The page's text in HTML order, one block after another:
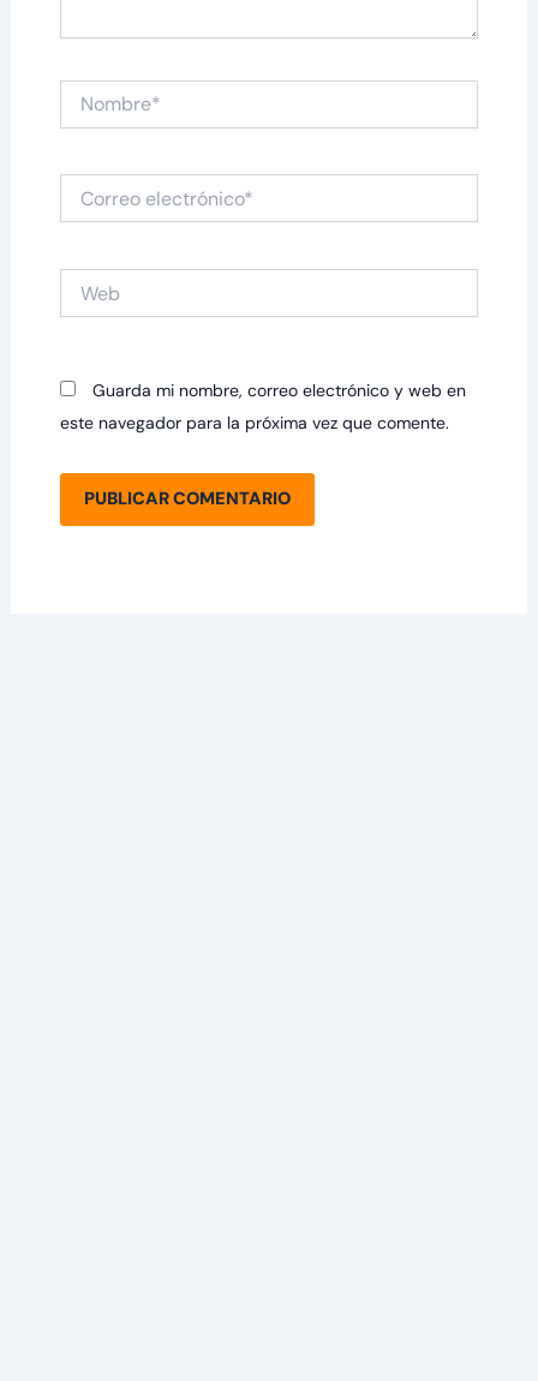
Nombre*
electrónico*
Guarda mi nombre, correo electrónico y web en
este navegador para la próxima vez que comente.